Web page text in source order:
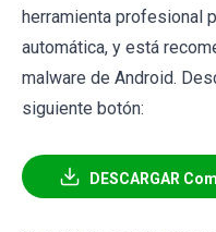
herramienta profesional
automática, y está
malware de Android.
siguiente botón:
DESCARGAR